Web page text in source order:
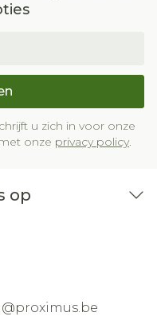
u zich in voor onze
onze privacy policy.
op
proximus.be